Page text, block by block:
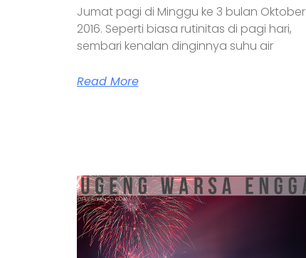
Jumat pagi di Minggu ke 3 bulan Oktober
2016. Seperti biasa rutinitas di pagi hari,
sembari kenalan dinginnya suhu air
Read More